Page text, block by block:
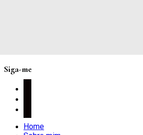
Siga-me
Home